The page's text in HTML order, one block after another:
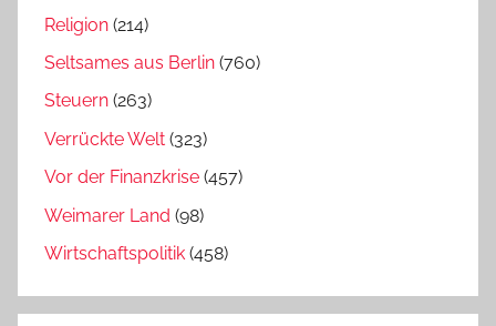
Religion (214)
Seltsames aus Berlin (760)
Steuern (263)
Verrückte Welt (323)
Vor der Finanzkrise (457)
Weimarer Land (98)
Wirtschaftspolitik (458)